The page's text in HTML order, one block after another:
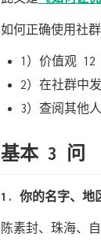
如何正确使用社
1）价值观 12
2）在社群中
3）查阅其他
基本 3 问
1. 你的名字、地
陈素封、珠海、